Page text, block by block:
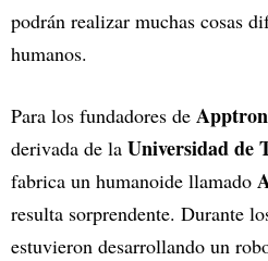
podrán realizar muchas cosas
humanos.
Para los fundadores de
derivada de la Universidad de
fabrica un humanoide llamado
resulta sorprendente. Durante
estuvieron desarrollando un